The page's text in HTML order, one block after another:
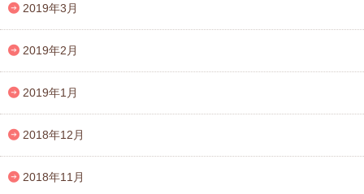
2019年3月
2019年2月
2019年1月
2018年12月
2018年11月